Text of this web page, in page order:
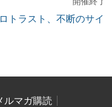
トラスト、不断のサイ
ルマガ購読